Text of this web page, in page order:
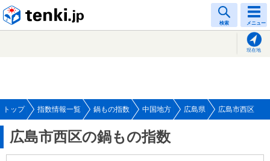
検索 メニュー
現在地
トップ 指数情報一覧 鍋もの指数 中国地方 広島県 広島市西区
広島市西区の鍋もの指数